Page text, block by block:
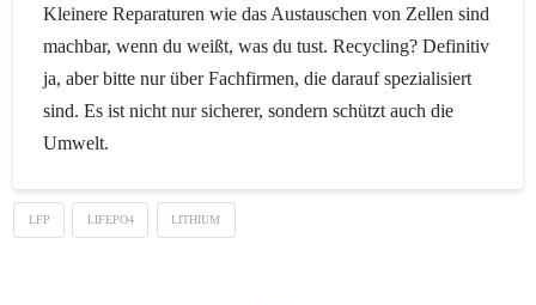
Kleinere Reparaturen wie das Austauschen von Zellen sind
machbar, wenn du weißt, was du tust. Recycling? Definitiv
ja, aber bitte nur über Fachfirmen, die darauf spezialisiert
sind. Es ist nicht nur sicherer, sondern schützt auch die
Umwelt.
LFP LIFEPO4 LITHIUM